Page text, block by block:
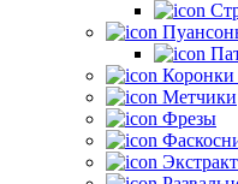
Коронки
Метчики
Фрезы